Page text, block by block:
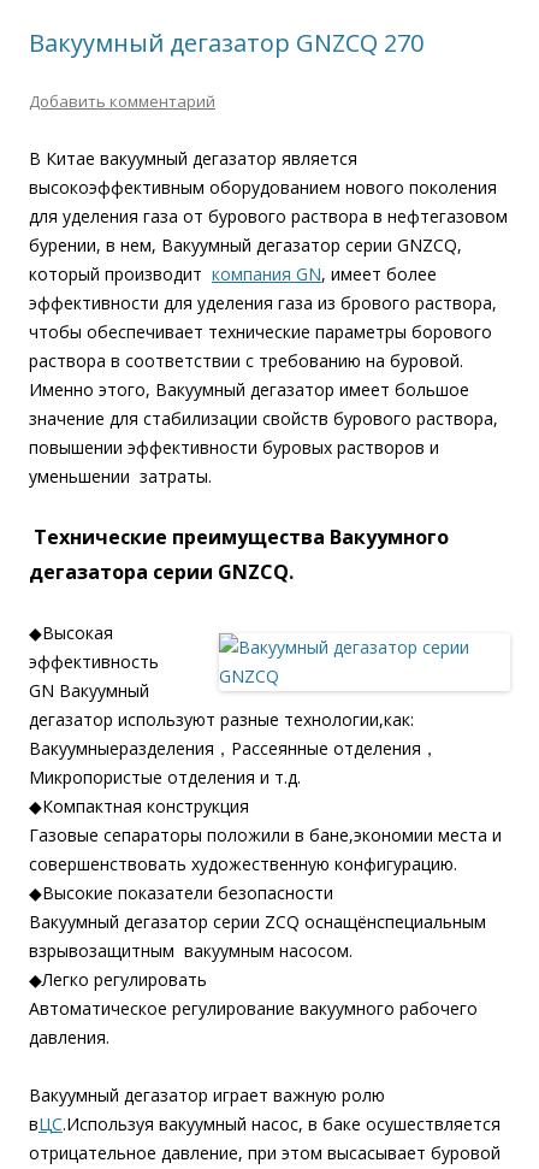
Вакуумный дегазатор GNZCQ 270
Добавить комментарий
В Китае вакуумный дегазатор является
высокоэффективным оборудованием нового поколения
для уделения газа от бурового раствора в нефтегазовом
бурении, в нем, Вакуумный дегазатор серии GNZCQ,
который производит компания GN, имеет более
эффективности для уделения газа из брового раствора,
чтобы обеспечивает технические параметры борового
раствора в соответствии с требованию на буровой.
Именно этого, Вакуумный дегазатор имеет большое
значение для стабилизации свойств бурового раствора,
повышении эффективности буровых растворов и
уменьшении затраты.
Технические преимущества Вакуумного
дегазатора серии GNZCQ.
◆Высокая
эффективность
GN Вакуумный
дегазатор используют разные технологии,как:
Вакуумныеразделения，Рассеянные отделения，
Микропористые отделения и т.д.
◆Компактная конструкция
Газовые сепараторы положили в бане,экономии места и
совершенствовать художественную конфигурацию.
◆Высокие показатели безопасности
Вакуумный дегазатор серии ZCQ оснащёнспециальным
взрывозащитным вакуумным насосом.
◆Легко регулировать
Автоматическое регулирование вакуумного рабочего
давления.
Вакуумный дегазатор играет важную ролю
вЦС.Используя вакуумный насос, в баке осушествляется
отрицательное давление, при этом высасывает буровой